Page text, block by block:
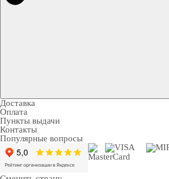
Доставка
Оплата
Пункты выдачи
Контакты
Популярные вопросы